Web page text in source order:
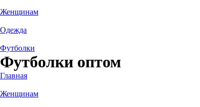
Женщинам
Одежда
Футболки
Футболки оптом
Главная
Женщинам